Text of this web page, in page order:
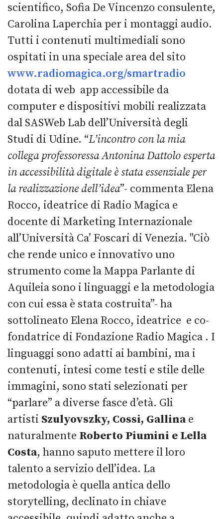
scientifico, Sofia De Vincenzo consulente,
Carolina Laperchia per i montaggi audio.
Tutti i contenuti multimediali sono
ospitati in una speciale area del sito
www.radiomagica.org/smartradio
dotata di web app accessibile da
computer e dispositivi mobili realizzata
dal SASWeb Lab dell’Università degli
Studi di Udine. “L’incontro con la mia
collega professoressa Antonina Dattolo esperta
in accessibilità digitale è stata essenziale per
la realizzazione dell’idea”- commenta Elena
Rocco, ideatrice di Radio Magica e
docente di Marketing Internazionale
all’Università Ca’ Foscari di Venezia. "Ciò
che rende unico e innovativo uno
strumento come la Mappa Parlante di
Aquileia sono i linguaggi e la metodologia
con cui essa è stata costruita”- ha
sottolineato Elena Rocco, ideatrice e co-
fondatrice di Fondazione Radio Magica . I
linguaggi sono adatti ai bambini, ma i
contenuti, intesi come testi e stile delle
immagini, sono stati selezionati per
“parlare” a diverse fasce d’età. Gli
artisti Szulyovszky, Cossi, Gallinae
naturalmente Roberto Piumini e Lella
Costa, hanno saputo mettere il loro
talento a servizio dell’idea. La
metodologia è quella antica dello
storytelling, declinato in chiave